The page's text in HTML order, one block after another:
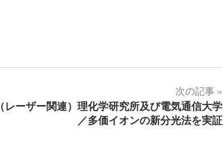
次の記事
（レーザー関連）理化学研究所及び電気通信大学
／多価イオンの新分光法を実証